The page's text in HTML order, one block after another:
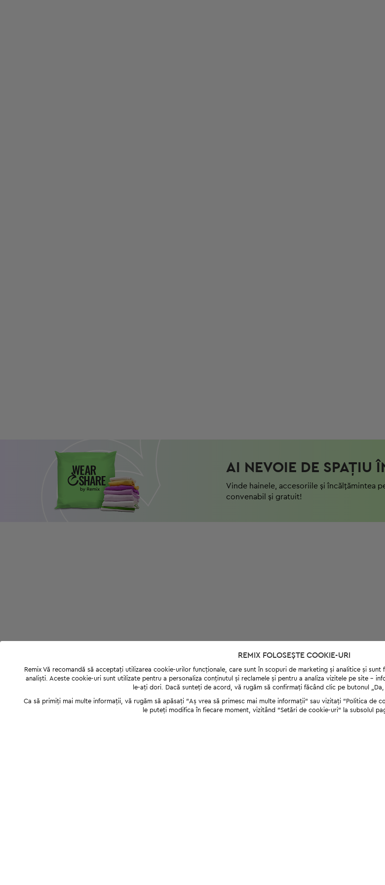
AI NEVOIE DE SPAȚIU
Vinde hainele, accesoriile și încălțămintea
convenabil și gratuit!
REMIX FOLOSEȘTE COOKIE-URI
Remix Vă recomandă să acceptați utilizarea cookie-urilor funcționale, care sunt în scopuri de marketing și analitice și
analiști. Aceste cookie-uri sunt utilizate pentru a personaliza conținutul și reclamele și pentru a analiza vizitele pe site -
le-ați dori. Dacă sunteți de acord, vă rugăm să confirmați făcând clic pe butonul „Da,
Ca să primiți mai multe informații, vă rugăm să apăsați "Аș vrea să primesc mai multe informații" sau vizitați "Politica de
le puteți modifica în fiecare moment, vizitând "Setări de cookie-uri" la subsolul